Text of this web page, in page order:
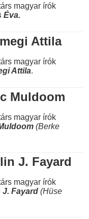
magyar írók
Éva.
Attila
magyar írók
Attila.
Muldoom
magyar írók
(Berke
J. Fayard
magyar írók
J. Fayard (Hüse